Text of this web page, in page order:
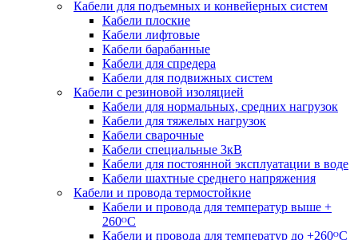
Кабели для подъемных и конвейерных систем
Кабели плоские
Кабели лифтовые
Кабели барабанные
Кабели для спредера
Кабели для подвижных систем
Кабели с резиновой изоляцией
Кабели для нормальных, средних нагрузок
Кабели для тяжелых нагрузок
Кабели сварочные
Кабели специальные 3кВ
Кабели для постоянной эксплуатации в воде
Кабели шахтные среднего напряжения
Кабели и провода термостойкие
Кабели и провода для температур выше +
260ᴼС
Кабели и провода для температур до +260ᴼС